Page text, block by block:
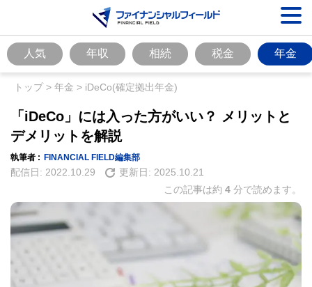
人気 年収 相続 税金 年金
トップ> 年金 > iDeCo(確定拠出年金)
「iDeCo」には入った方がいい？ メリットと
デメリットを解説
執筆者 : FINANCIAL FIELD編集部
配信日: 2022.10.29 更新日: 2025.10.21
この記事は約 4 分で読めます。